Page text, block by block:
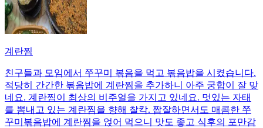
계란찜
친구들과 모임에서 쭈꾸미 볶음을 먹고 볶음밥을 시켰습니다.
적당히 간간한 볶음밥에 계란찜을 추가하니 아주 궁합이 잘 맞
네요. 계란찜이 최상의 비주얼을 가지고 있네요. 멋있는 자태
를 뽐내고 있는 계란찜을 향해 찰칵. 짭잘하면서도 매콤한 쭈
꾸미볶음밥에 계란찜을 얹어 먹으니 맛도 좋고 식후의 포만감